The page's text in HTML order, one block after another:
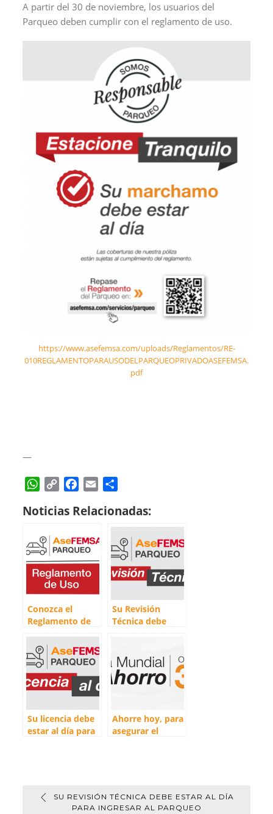
A partir del 30 de noviembre, los usuarios del
Parqueo deben cumplir con el reglamento de uso.
https://www.asefemsa.com/uploads/Reglamentos/RE-
010REGLAMENTOPARAUSODELPARQUEOPRIVADOASEFEMSA.
pdf
—
W
a
s
A
p
p
p
L
i
n
k
c
b
o
o
k
a
l
m
p
a
r
t
r
Noticias Relacionadas:
Conozca el
Reglamento de
Su Revisión
Técnica debe
Parqueo
Su licencia debe
estar al día para
Ahorre hoy, para
asegurar el
SU REVISIÓN TÉCNICA DEBE ESTAR AL DÍA
PARA INGRESAR AL PARQUEO